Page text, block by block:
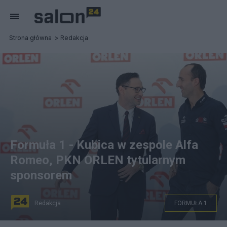
Strona główna Redakcja
Formuła 1 - Kubica w zespole Alfa
Romeo, PKN ORLEN tytularnym
sponsorem
Redakcja FORMUŁA 1